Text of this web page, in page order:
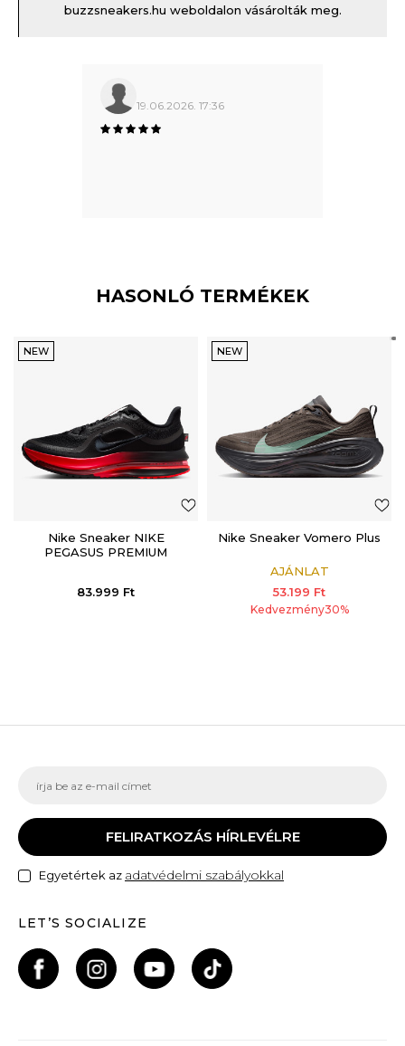
buzzsneakers.hu weboldalon vásárolták meg.
19.06.2026. 17:36
HASONLÓ TERMÉKEK
NEW
Nike Sneaker NIKE
PEGASUS PREMIUM
83.999 Ft
NEW
Nike Sneaker Vomero Plus
AJÁNLAT
53.199 Ft
Kedvezmény30%
FELIRATKOZÁS HÍRLEVÉLRE
Egyetértek az adatvédelmi szabályokkal
LET’S SOCIALIZE